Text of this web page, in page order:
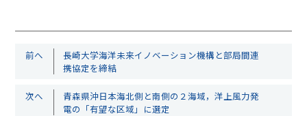
前へ
長崎大学海洋未来イノベーション機構と部局間連
携協定を締結
次へ
青森県沖日本海北側と南側の２海域，洋上風力発
電の「有望な区域」に選定